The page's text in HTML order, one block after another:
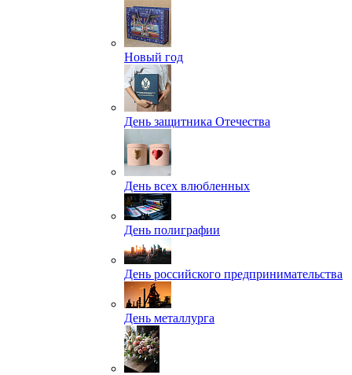
Новый год
День защитника Отечества
День всех влюбленных
День полиграфии
День российского предпринимательства
День металлурга